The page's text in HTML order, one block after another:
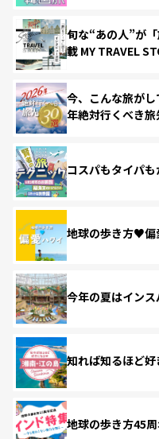
旬な“あの人”が
載 MY TRAVEL
今、こんな旅が
年絶対行くべき
コスパもタイパ
地球の歩き方♥偏
今年の夏はインス
知れば知るほど
地球の歩き方45